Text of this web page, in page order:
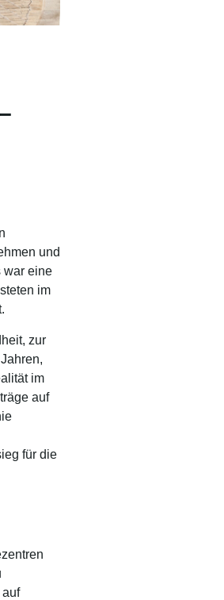
und
war eine
im
zur
im
auf
für die